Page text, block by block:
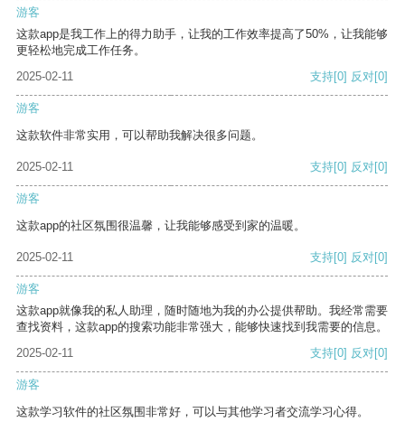
游客
这款app是我工作上的得力助手，让我的工作效率提高了50%，让我能够
更轻松地完成工作任务。
2025-02-11
支持[0] 反对[0]
游客
这款软件非常实用，可以帮助我解决很多问题。
2025-02-11 支持[0] 反对[0]
游客
这款app的社区氛围很温馨，让我能够感受到家的温暖。
2025-02-11 支持[0] 反对[0]
游客
这款app就像我的私人助理，随时随地为我的办公提供帮助。我经常需要
查找资料，这款app的搜索功能非常强大，能够快速找到我需要的信息。
2025-02-11
支持[0] 反对[0]
游客
这款学习软件的社区氛围非常好，可以与其他学习者交流学习心得。